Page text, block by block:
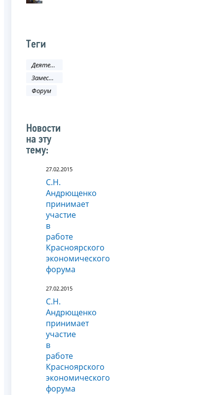
Теги
Деятельность ФНС
Заместитель руководителя ФНС России
Форум
Новости
на эту
тему:
27.02.2015
С.Н.
Андрющенко
принимает
участие
в
работе
Красноярского
экономического
форума
27.02.2015
С.Н.
Андрющенко
принимает
участие
в
работе
Красноярского
экономического
форума